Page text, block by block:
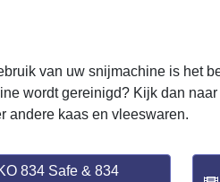
van uw snijmachine is het
wordt gereinigd? Kijk dan
andere kaas en vleeswaren.
834 Safe & 834